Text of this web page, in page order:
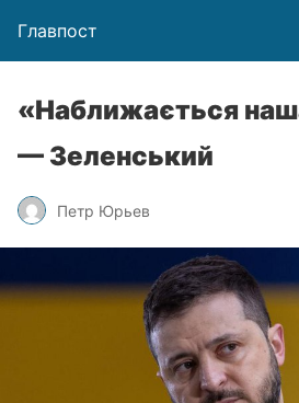
Главпост
«Наближається
— Зеленський
Петр Юрьев